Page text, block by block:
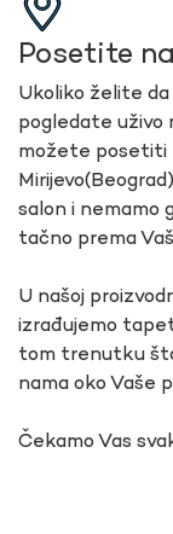
Posetite
Ukoliko želite
pogledate uživo
možete posetiti
salon i nemamo
tačno prema
U našoj
izrađujemo
tom trenutku
nama oko Vaše
Čekamo Vas